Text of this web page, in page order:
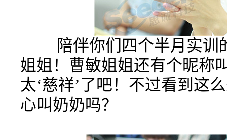
陪伴你们四个半月实
姐姐！曹敏姐姐还有个昵称
太‘慈祥’了吧！不过看到这
心叫奶奶吗？